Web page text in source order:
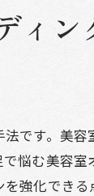
の未来
成功事例とは
ィン
です。美容
悩む美容
強化でき